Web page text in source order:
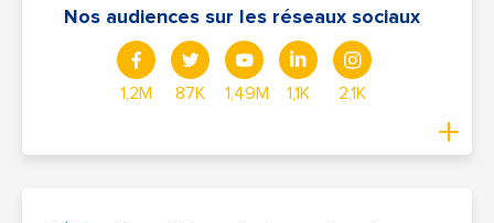
Nos audiences sur les réseaux sociaux
1,2M 87K 1,49M 1,1K 2,1K